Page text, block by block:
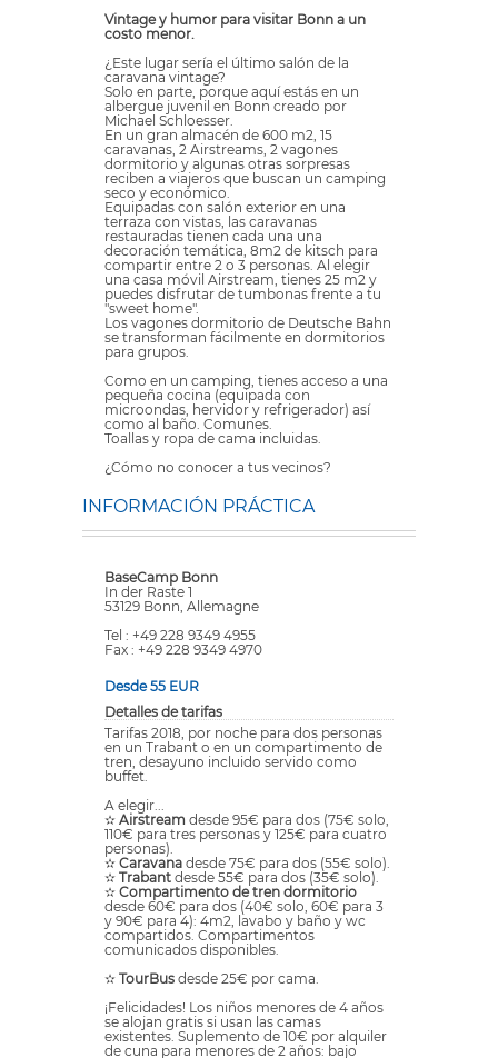
Vintage y humor para visitar Bonn a un
costo menor.
¿Este lugar sería el último salón de la
caravana vintage?
Solo en parte, porque aquí estás en un
albergue juvenil en Bonn creado por
Michael Schloesser.
En un gran almacén de 600 m2, 15
caravanas, 2 Airstreams, 2 vagones
dormitorio y algunas otras sorpresas
reciben a viajeros que buscan un camping
seco y económico.
Equipadas con salón exterior en una
terraza con vistas, las caravanas
restauradas tienen cada una una
decoración temática, 8m2 de kitsch para
compartir entre 2 o 3 personas. Al elegir
una casa móvil Airstream, tienes 25 m2 y
puedes disfrutar de tumbonas frente a tu
"sweet home".
Los vagones dormitorio de Deutsche Bahn
se transforman fácilmente en dormitorios
para grupos.
Como en un camping, tienes acceso a una
pequeña cocina (equipada con
microondas, hervidor y refrigerador) así
como al baño. Comunes.
Toallas y ropa de cama incluidas.
¿Cómo no conocer a tus vecinos?
INFORMACIÓN PRÁCTICA
BaseCamp Bonn
In der Raste 1
53129 Bonn, Allemagne
Tel : +49 228 9349 4955
Fax : +49 228 9349 4970
Desde 55 EUR
Detalles de tarifas
Tarifas 2018, por noche para dos personas
en un Trabant o en un compartimento de
tren, desayuno incluido servido como
buffet.
A elegir...
✫ Airstream desde 95€ para dos (75€ solo,
110€ para tres personas y 125€ para cuatro
personas).
✫ Caravana desde 75€ para dos (55€ solo).
✫ Trabant desde 55€ para dos (35€ solo).
✫ Compartimento de tren dormitorio
desde 60€ para dos (40€ solo, 60€ para 3
y 90€ para 4): 4m2, lavabo y baño y wc
compartidos. Compartimentos
comunicados disponibles.
✫ TourBus desde 25€ por cama.
¡Felicidades! Los niños menores de 4 años
se alojan gratis si usan las camas
existentes. Suplemento de 10€ por alquiler
de cuna para menores de 2 años: bajo